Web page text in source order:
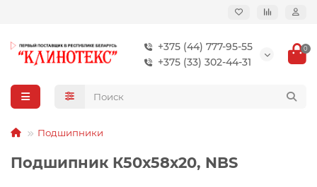
+375 (44) 777-95-55
+375 (33) 302-44-31
0
Подшипники
Подшипник К50х58х20, NBS